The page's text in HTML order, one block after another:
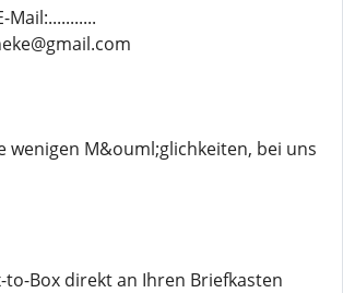
wenigen M&ouml;glichkeiten, bei uns
to-Box direkt an Ihren Briefkasten